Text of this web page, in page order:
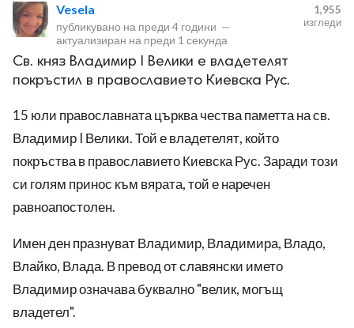
Vesela
публикувано на преди 4 години —
актуализиран на преди 1 секунда
1,955
изгледи
Св. княз Владимир I Велики е владетелят
покръстил в православието Киевска Рус.
15 юли православната църква чества паметта на св.
Владимир I Велики. Той е владетелят, който
покръства в православието Киевска Рус. Заради този
си голям принос към вярата, той е наречен
равноапостолен.
Имен ден празнуват Владимир, Владимира, Владо,
Влайко, Влада. В превод от славянски името
Владимир означава буквално "велик, могъщ
владетел".